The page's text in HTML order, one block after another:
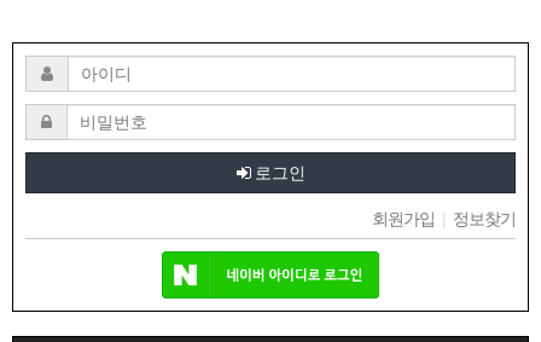
로그인
회원가입 | 정보찾기